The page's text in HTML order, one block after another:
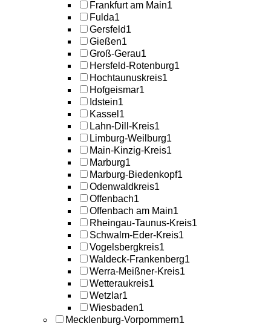
Frankfurt am Main1
Fulda1
Gersfeld1
Gießen1
Groß-Gerau1
Hersfeld-Rotenburg1
Hochtaunuskreis1
Hofgeismar1
Idstein1
Kassel 1
Lahn-Dill-Kreis1
Limburg-Weilburg1
Main-Kinzig-Kreis1
Marburg1
Marburg-Biedenkopf1
Odenwaldkreis1
Offenbach1
Offenbach am Main1
Rheingau-Taunus-Kreis1
Schwalm-Eder-Kreis1
Vogelsbergkreis1
Waldeck-Frankenberg1
Werra-Meißner-Kreis1
Wetteraukreis1
Wetzlar1
Wiesbaden1
Mecklenburg-Vorpommern1